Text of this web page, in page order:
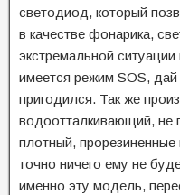
светодиод, который
в качестве фонарика,
экстремальной
имеется режим SOS,
пригодился. Так же
водоотталкивающий, не
плотный,
точно ничего ему не
именно эту модель,